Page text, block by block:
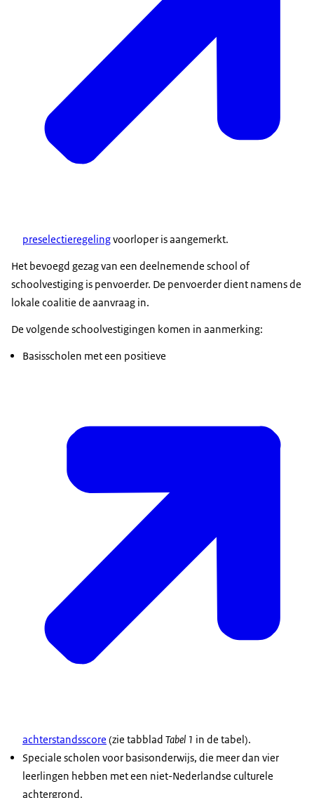
preselectieregelingvoorloper is aangemerkt.
Het bevoegd gezag van een deelnemende school of
schoolvestiging is penvoerder. De penvoerder dient namens de
lokale coalitie de aanvraag in.
De volgende schoolvestigingen komen in aanmerking:
Basisscholen met een positieve
achterstandsscore (zie tabblad Tabel 1 in de tabel).
Speciale scholen voor basisonderwijs, die meer dan vier
leerlingen hebben met een niet-Nederlandse culturele
achtergrond.